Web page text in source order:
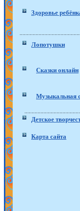
Здоровье
Лопотушки
Сказки онлайн
Музыкальная
Детское
Карта сайта